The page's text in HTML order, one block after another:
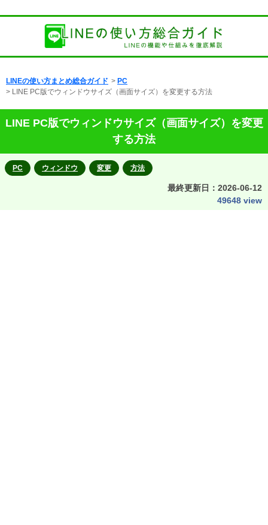
LINEの使い方まとめ総合ガイド > PC
> LINE PC版でウィンドウサイズ（画面サイズ）を変更する方法
LINE PC版でウィンドウサイズ（画面サイズ）を変更
する方法
PC ウィンドウ 変更 方法
最終更新日： 2026-06-12
49648 view